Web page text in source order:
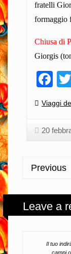
fratelli
formaggio
Chiusa di
Giorgis
Viaggi
20
Previous
Leave a
Il tuo
campi